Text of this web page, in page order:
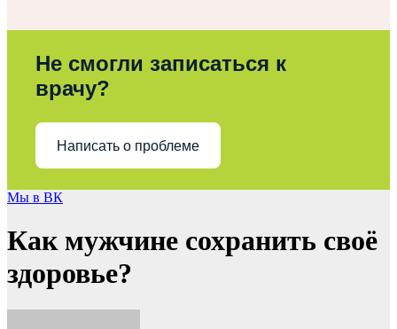
Не смогли записаться к
врачу?
Написать о проблеме
Мы в ВК
Как мужчине сохранить своё
здоровье?